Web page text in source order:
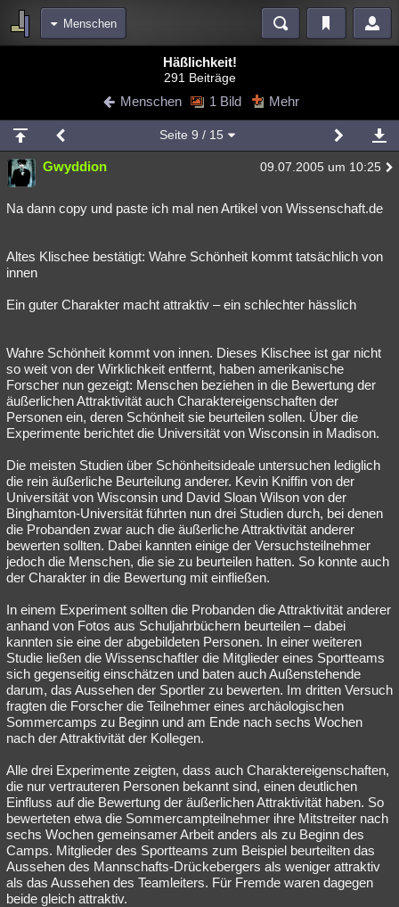
Menschen
Blogs Videos
Chat Wiki Neuigkeiten
meine Rubriken
Menschen Wissenschaft Mystery Kriminalfälle
Spiritualität Verschwörungen Technologie Ufologie
weitere Rubriken
Musik Clash Verbesserungen Allmystery English
Übersichten
Besucht Teilgenommen Alle Neue Geschlossen
Häßlichkeit!
291 Beiträge
Menschen 1 Bild Mehr
Seite 9 / 15
Gwyddion 09.07.2005 um 10:25
Na dann copy und paste ich mal nen Artikel von Wissenschaft.de
Altes Klischee bestätigt: Wahre Schönheit kommt tatsächlich von
innen
Ein guter Charakter macht attraktiv – ein schlechter hässlich
Wahre Schönheit kommt von innen. Dieses Klischee ist gar nicht
so weit von der Wirklichkeit entfernt, haben amerikanische
Forscher nun gezeigt: Menschen beziehen in die Bewertung der
äußerlichen Attraktivität auch Charaktereigenschaften der
Personen ein, deren Schönheit sie beurteilen sollen. Über die
Experimente berichtet die Universität von Wisconsin in Madison.
Die meisten Studien über Schönheitsideale untersuchen lediglich
die rein äußerliche Beurteilung anderer. Kevin Kniffin von der
Universität von Wisconsin und David Sloan Wilson von der
Binghamton-Universität führten nun drei Studien durch, bei denen
die Probanden zwar auch die äußerliche Attraktivität anderer
bewerten sollten. Dabei kannten einige der Versuchsteilnehmer
jedoch die Menschen, die sie zu beurteilen hatten. So konnte auch
der Charakter in die Bewertung mit einfließen.
In einem Experiment sollten die Probanden die Attraktivität anderer
anhand von Fotos aus Schuljahrbüchern beurteilen – dabei
kannten sie eine der abgebildeten Personen. In einer weiteren
Studie ließen die Wissenschaftler die Mitglieder eines Sportteams
sich gegenseitig einschätzen und baten auch Außenstehende
darum, das Aussehen der Sportler zu bewerten. Im dritten Versuch
fragten die Forscher die Teilnehmer eines archäologischen
Sommercamps zu Beginn und am Ende nach sechs Wochen
nach der Attraktivität der Kollegen.
Alle drei Experimente zeigten, dass auch Charaktereigenschaften,
die nur vertrauteren Personen bekannt sind, einen deutlichen
Einfluss auf die Bewertung der äußerlichen Attraktivität haben. So
bewerteten etwa die Sommercampteilnehmer ihre Mitstreiter nach
sechs Wochen gemeinsamer Arbeit anders als zu Beginn des
Camps. Mitglieder des Sportteams zum Beispiel beurteilten das
Aussehen des Mannschafts-Drückebergers als weniger attraktiv
als das Aussehen des Teamleiters. Für Fremde waren dagegen
beide gleich attraktiv.